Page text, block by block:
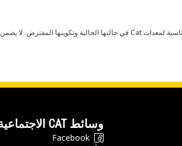
قد تؤدي أي تغييرات في ضبط الشركة المصنعة إلى عدم ملاءمة المنتج لمعدات Cat لديك. يرجى استشارة وكيل Cat لديك قبل الشراء للتأكد من أن هذه القطعة مناسبة لمعدات Cat في حالتها الحالية وتكوينها المفترض. لا يضمن
وسائط CAT الاجتماعية
Facebook